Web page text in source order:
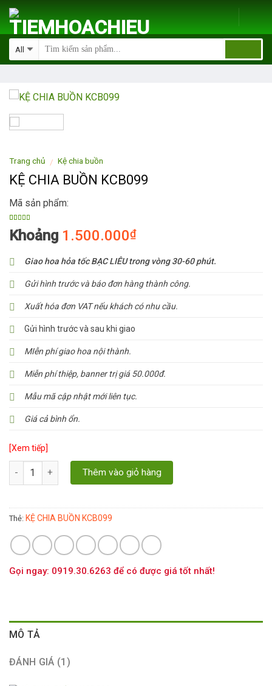
Skip
content
Trang chủ / Kệ chia buồn
KỆ CHIA BUỒN KCB099
Mã sản phẩm:
trên 5
dựa trên
đánh giá
Khoảng 1.500.000₫
Giao hoa hỏa tốc BẠC LIÊU trong vòng 30-60 phút.
Gửi hình trước và báo đơn hàng thành công.
Xuất hóa đơn VAT nếu khách có nhu cầu.
Gửi hình trước và sau khi giao
MIễn phí giao hoa nội thành.
Miễn phí thiệp, banner trị giá 50.000đ.
Mẫu mã cập nhật mới liên tục.
Giá cả bình ổn.
[Xem tiếp]
Số lượng Thêm vào giỏ hàng
Thẻ: KỆ CHIA BUỒN KCB099
Gọi ngay: 0919.30.6263 để có được giá tốt nhất!
MÔ TẢ
ĐÁNH GIÁ (1)